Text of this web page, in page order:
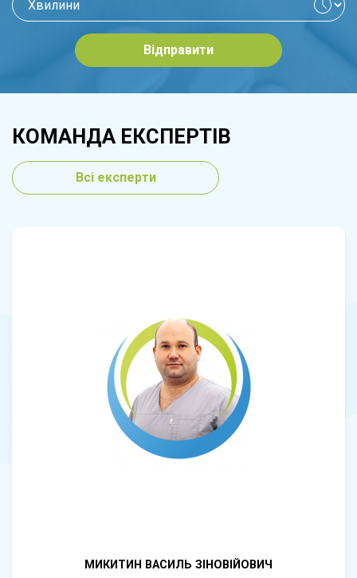
Відправити
КОМАНДА ЕКСПЕРТІВ
Всі експерти
МИКИТИН ВАСИЛЬ ЗІНОВІЙОВИЧ